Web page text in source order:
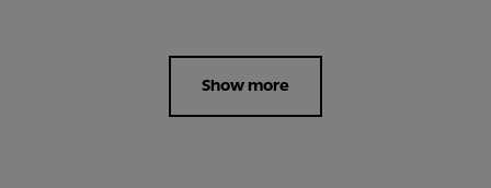
Show more